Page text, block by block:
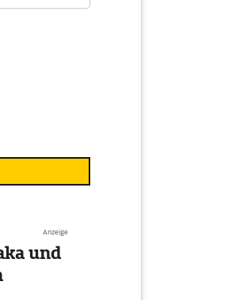
Anzeige
und